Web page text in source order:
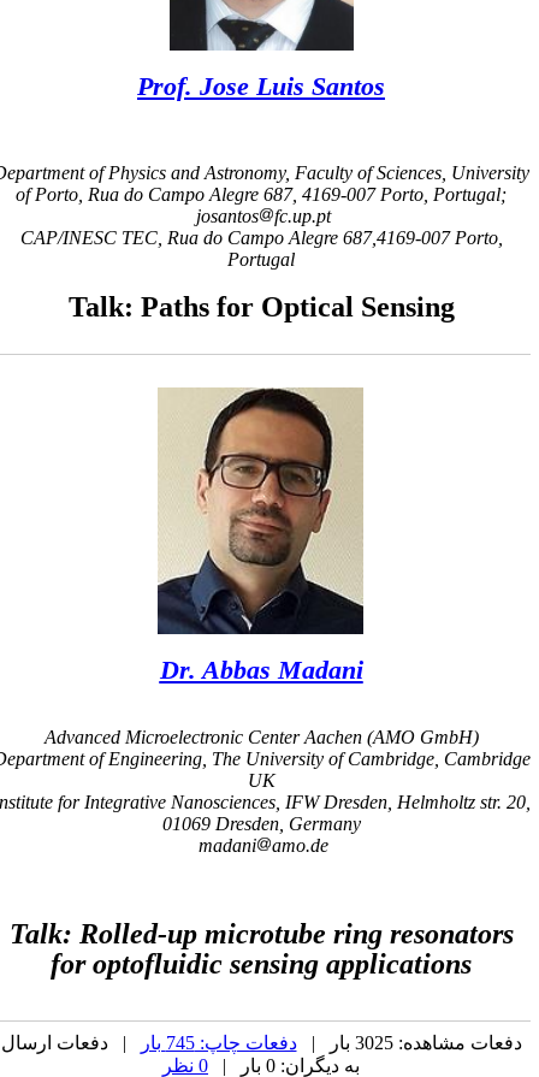
Prof. Jose Luis Santos
Department of Physics and Astronomy, Faculty of Sciences,
of Porto, Rua do Campo Alegre 687, 4169-007 Porto, Portugal;
josantos
fc.up.pt
CAP/INESC TEC, Rua do Campo Alegre 687,4169-007 Porto,
Portugal
Talk: Paths for Optical Sensing
Dr. Abbas Madani
Advanced Microelectronic Center Aachen (AMO GmbH)
Department of Engineering, The University of Cambridge,
UK
Institute for Integrative Nanosciences, IFW Dresden, Helmholtz str.
01069 Dresden, Germany
madani
amo.de
Talk:Rolled-up microtube ring resonators
for optofluidic sensing applications
دفعات مشاهده: 3025 بار | دفعات چاپ: 745 بار
| دفعات ارسال
به دیگران: 0 بار |